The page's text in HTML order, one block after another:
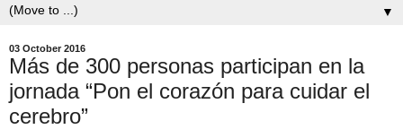
▼
03 October 2016
Más de 300 personas participan en la
jornada “Pon el corazón para cuidar el
cerebro”